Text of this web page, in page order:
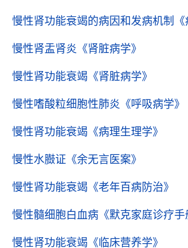
慢性肾功能衰竭的病因和发病机制
慢性肾盂肾炎 《肾脏病学》
慢性肾功能衰竭 《肾脏病学》
慢性嗜酸粒细胞性肺炎 《呼吸病学》
慢性肾功能衰竭 《病理生理学》
慢性水臌证 《余无言医案》
慢性肾功能衰竭 《老年百病防治》
慢性髓细胞白血病 《默克家庭诊疗手
慢性肾功能衰竭 《临床营养学》